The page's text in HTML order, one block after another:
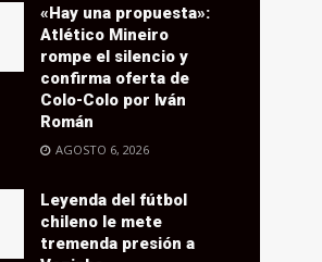
«Hay una propuesta»:
Atlético Mineiro
rompe el silencio y
confirma oferta de
Colo-Colo por Iván
Román
AGOSTO 6, 2026
Leyenda del fútbol
chileno le mete
tremenda presión a